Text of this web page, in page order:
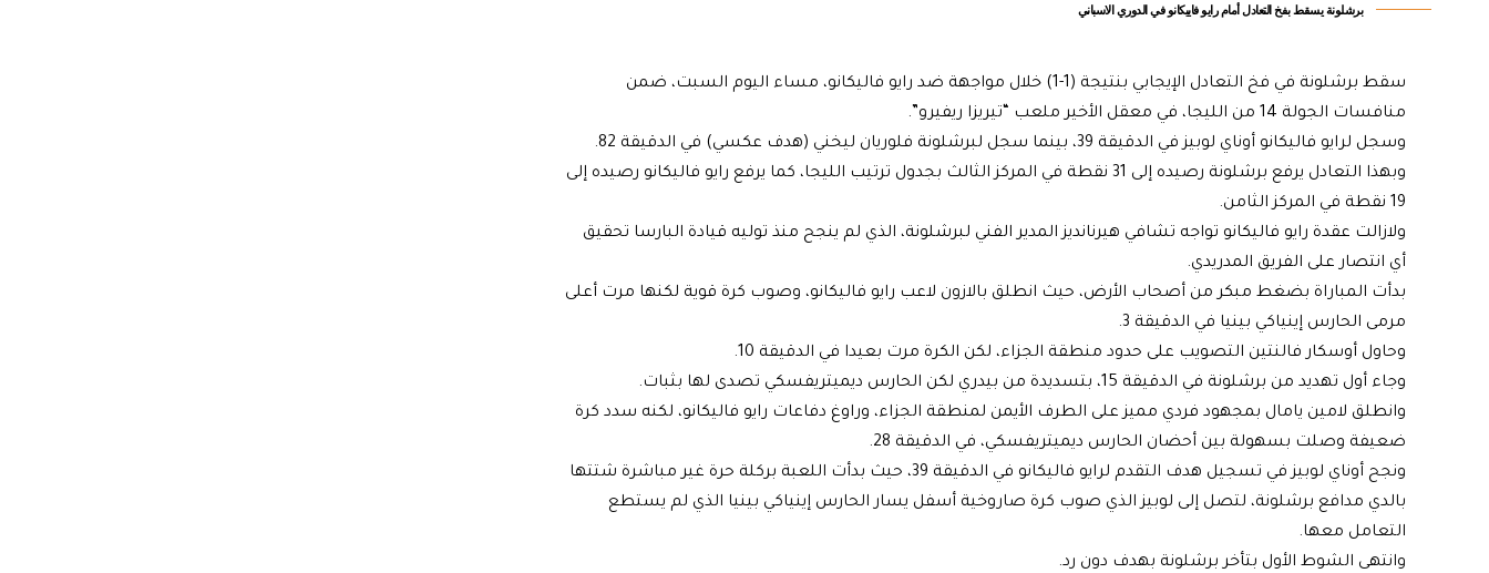
برشلونة يسقط بفخ التعادل أمام رايو فاييكانو في الدوري الاسباني
سقط برشلونة في فخ التعادل الإيجابي بنتيجة (1-1) خلال مواجهة ضد رايو فاليكانو، مساء اليوم السبت، ضمن
منافسات الجولة 14 من الليجا، في معقل الأخير ملعب “تيريزا ريفيرو”.
وسجل لرايو فاليكانو أوناي لوبيز في الدقيقة 39، بينما سجل لبرشلونة فلوريان ليخني (هدف عكسي) في الدقيقة 82.
وبهذا التعادل يرفع برشلونة رصيده إلى 31 نقطة في المركز الثالث بجدول ترتيب الليجا، كما يرفع رايو فاليكانو رصيده إلى
19 نقطة في المركز الثامن.
ولازالت عقدة رايو فاليكانو تواجه تشافي هيرنانديز المدير الفني لبرشلونة، الذي لم ينجح منذ توليه قيادة البارسا تحقيق
أي انتصار على الفريق المدريدي.
بدأت المباراة بضغط مبكر من أصحاب الأرض، حيث انطلق بالازون لاعب رايو فاليكانو، وصوب كرة قوية لكنها مرت أعلى
مرمى الحارس إينياكي بينيا في الدقيقة 3.
وحاول أوسكار فالنتين التصويب على حدود منطقة الجزاء، لكن الكرة مرت بعيدا في الدقيقة 10.
وجاء أول تهديد من برشلونة في الدقيقة 15، بتسديدة من بيدري لكن الحارس ديميتريفسكي تصدى لها بثبات.
وانطلق لامين يامال بمجهود فردي مميز على الطرف الأيمن لمنطقة الجزاء، وراوغ دفاعات رايو فاليكانو، لكنه سدد كرة
ضعيفة وصلت بسهولة بين أحضان الحارس ديميتريفسكي، في الدقيقة 28.
ونجح أوناي لوبيز في تسجيل هدف التقدم لرايو فاليكانو في الدقيقة 39، حيث بدأت اللعبة بركلة حرة غير مباشرة شتتها
بالدي مدافع برشلونة، لتصل إلى لوبيز الذي صوب كرة صاروخية أسفل يسار الحارس إينياكي بينيا الذي لم يستطع
التعامل معها.
وانتهى الشوط الأول بتأخر برشلونة بهدف دون رد.